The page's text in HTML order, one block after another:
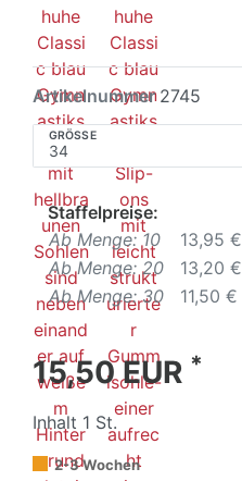
Artikelnummer2745
GRÖSSE
Staffelpreise:
Ab Menge: 10
13,95 €
Ab Menge: 20
13,20 €
Ab Menge: 30
11,50 €
15,50 EUR *
Inhalt 1 St.
2-3 Wochen